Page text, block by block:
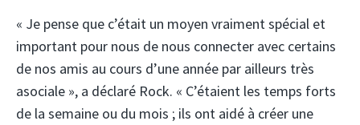
« Je pense que c’était un moyen vraiment spécial et
important pour nous de nous connecter avec certains
de nos amis au cours d’une année par ailleurs très
asociale », a déclaré Rock. « C’étaient les temps forts
de la semaine ou du mois ; ils ont aidé à créer une